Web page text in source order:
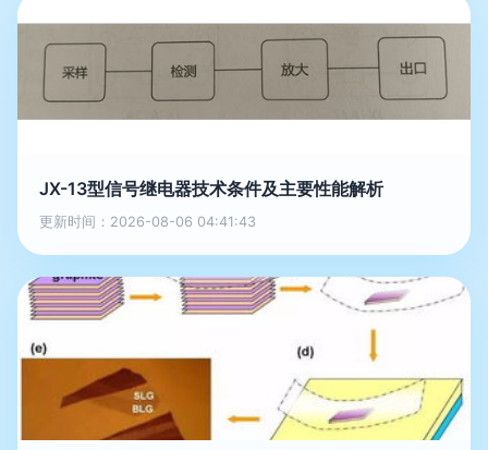
JX-13型信号继电器技术条件及主要性能解析
更新时间：2026-08-06 04:41:43